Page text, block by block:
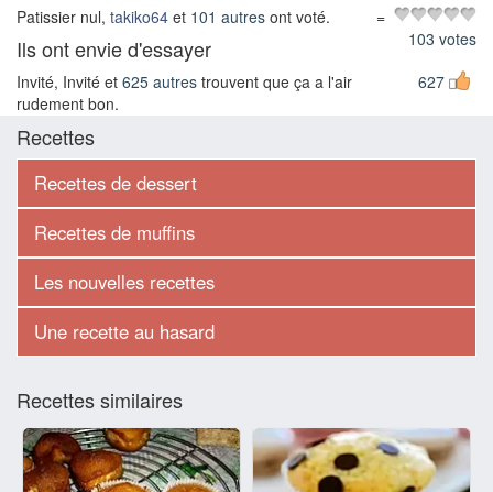
Patissier nul, takiko64 et 101 autres ont voté.
=
103 votes
Ils ont envie d'essayer
627
Invité, Invité et 625 autres trouvent que ça a l'air
rudement bon.
Recettes
Recettes de dessert
Recettes de muffins
Les nouvelles recettes
Une recette au hasard
Recettes similaires